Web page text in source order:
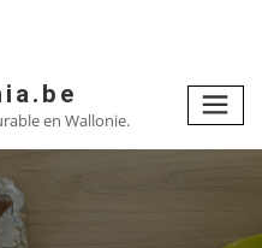
en Wallonie.